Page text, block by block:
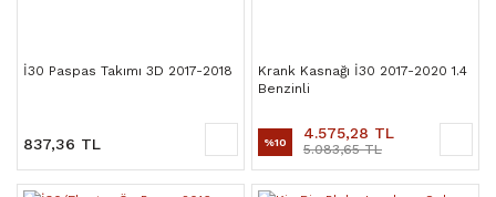
İ30 Paspas Takımı 3D 2017-2018
837,36 TL
Krank Kasnağı İ30 2017-2020 1.4
Benzinli
%10 4.575,28 TL
5.083,65 TL